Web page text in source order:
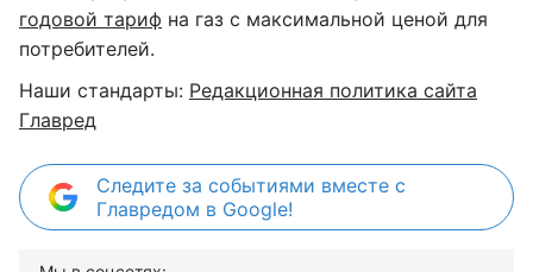
годовой тариф на газ с максимальной ценой для
потребителей.
Наши стандарты: Редакционная политика сайта
Главред
Следите за событиями вместе с
Главредом в Google!